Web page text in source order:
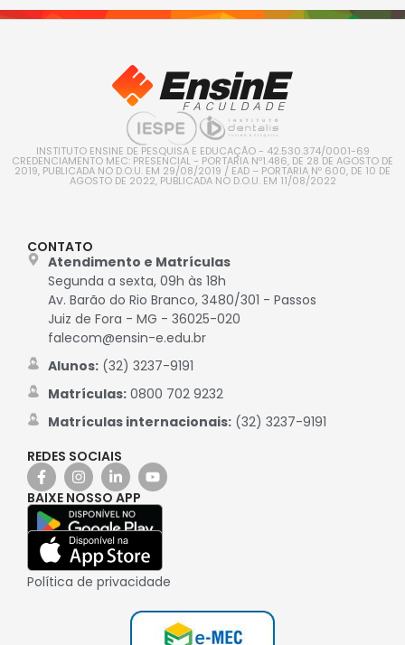
INSTITUTO ENSINE DE PESQUISA E EDUCAÇÃO - 42.530.374/0001-69
CREDENCIAMENTO MEC: PRESENCIAL - PORTARIA Nº1.486, DE 28 DE AGOSTO DE
2019, PUBLICADA NO D.O.U. EM 29/08/2019 / EAD – PORTARIA Nº 600, DE 10 DE
AGOSTO DE 2022, PUBLICADA NO D.O.U. EM 11/08/2022
CONTATO
Atendimento e Matrículas
Segunda a sexta, 09h às 18h
Av. Barão do Rio Branco, 3480/301 - Passos
Juiz de Fora - MG - 36025-020
falecom@ensin-e.edu.br
Alunos:(32) 3237-9191
Matrículas:0800 702 9232
Matrículas internacionais:(32) 3237-9191
REDES SOCIAIS
BAIXE NOSSO APP
Política de privacidade